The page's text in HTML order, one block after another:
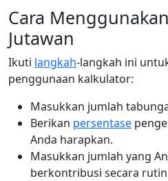
Cara
Jutawan
Ikuti langkah-langkah ini
penggunaan kalkulator:
Masukkan jumlah
Berikan persentase
Anda harapkan.
Masukkan jumlah yang
berkontribusi secara